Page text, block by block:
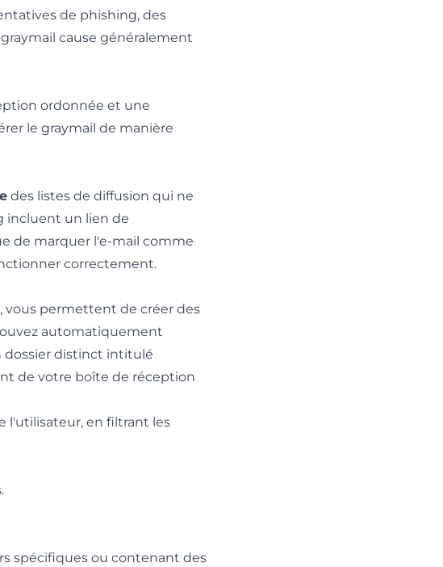
de phishing, des
cause généralement
ordonnée et une
le graymail de manière
des listes de diffusion qui ne
incluent un lien de
de marquer l'e-mail comme
correctement.
vous permettent de créer des
automatiquement
dossier distinct intitulé
de votre boîte de réception
l'utilisateur, en filtrant les
spécifiques ou contenant des